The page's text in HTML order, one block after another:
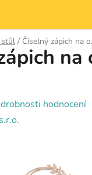
stůl / Číselný zápich na
na
hodnocení